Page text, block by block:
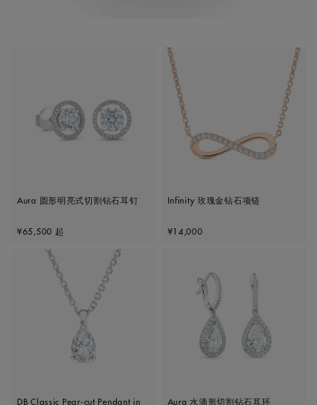
Aura 圆形明亮式切割钻石耳钉
Original price
¥65,500 起
Infinity 玫瑰金钻石项链
Original price
¥14,000
DB Classic Pear-cut Pendant in
Aura 水滴形切割钻石耳环